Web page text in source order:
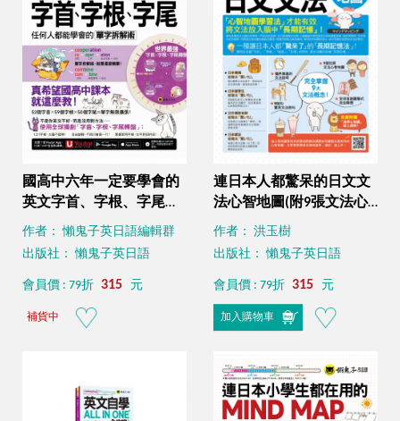
國高中六年一定要學會的
英文字首、字根、字尾：
任何人都能學會的單字拆
解術(附贈獨創世界最強字
+1CD+ 「Youtor App」內
含VRP虛擬點讀筆)
作者： 懶鬼子英日語編輯群
出版社： 懶鬼子英日語
會員價 : 79折 315 元
補貨中
連日本人都驚呆的日文文
法心智地圖(附9張文法心
智地圖拉頁+心智圖教學課
程)
作者： 洪玉樹
出版社： 懶鬼子英日語
會員價 : 79折 315 元
加入購物車